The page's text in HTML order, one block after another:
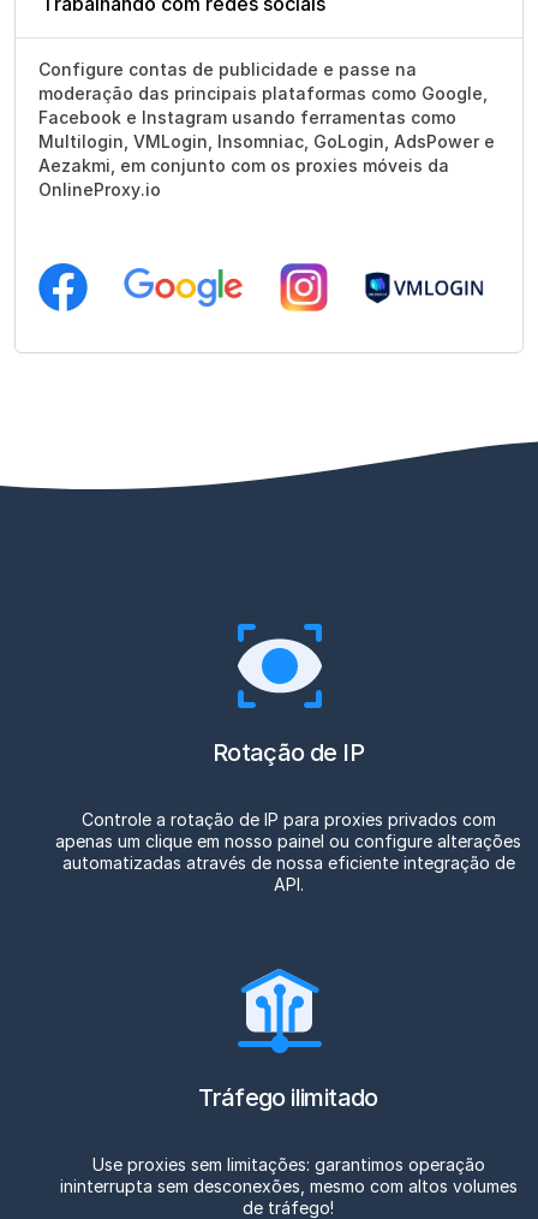
Configure contas de publicidade e passe na
moderação das principais plataformas como Google,
Facebook e Instagram usando ferramentas como
Multilogin, VMLogin, Insomniac, GoLogin, AdsPower e
Aezakmi, em conjunto com os proxies móveis da
OnlineProxy.io
Rotação de IP
Controle a rotação de IP para proxies privados com
apenas um clique em nosso painel ou configure alterações
automatizadas através de nossa eficiente integração de
API.
Tráfego ilimitado
Use proxies sem limitações: garantimos operação
ininterrupta sem desconexões, mesmo com altos volumes
de tráfego!